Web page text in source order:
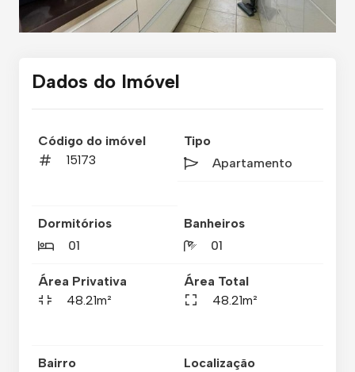
Dados do Imóvel
Código do imóvel
15173
Tipo
Apartamento
Dormitórios
01
Banheiros
01
Área Privativa
48.21m²
Área Total
48.21m²
Bairro
Localização